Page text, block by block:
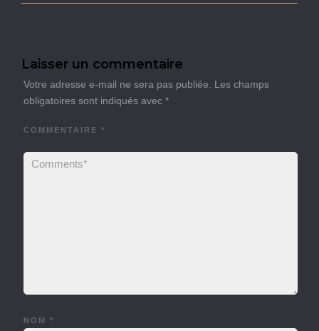
Laisser un commentaire
Votre adresse e-mail ne sera pas publiée.
Les champs
obligatoires sont indiqués avec *
COMMENTAIRE *
NOM *